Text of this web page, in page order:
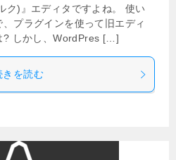
ク)』エディタですよね。 使い
プラグインを使って旧エディ
? しかし、WordPres […]
きを読む